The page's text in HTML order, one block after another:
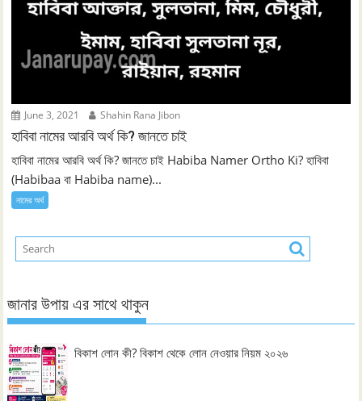
June 3, 2021 Shahin Rana Jibon
হাবিবা নামের আরবি অর্থ কি? জানতে চাই
হাবিবা নামের আরবি অর্থ কি? জানতে চাই Habiba Namer Ortho Ki? হাবিবা
(Habibaa বা Habiba name)...
নামের অর্থ
জানার উপায় এর সাথে থাকুন
বিকাশ লোন কী? বিকাশ থেকে লোন নেওয়ার নিয়ম ২০২৬